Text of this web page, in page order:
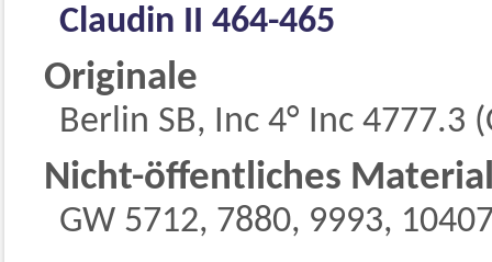
Claudin II 464-465
Originale
Berlin SB, Inc 4° Inc 4777.3
Nicht-öffentliches
GW 5712, 7880, 9993,